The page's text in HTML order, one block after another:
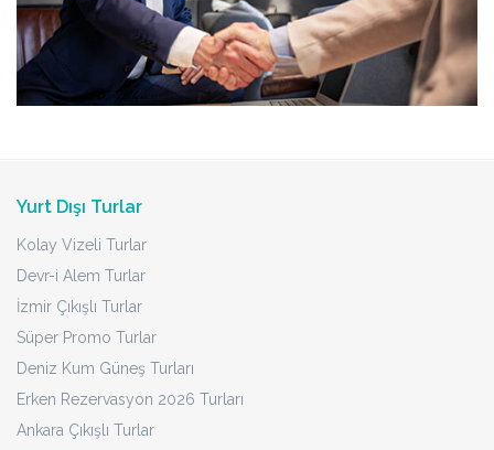
Yurt Dışı Turlar
Kolay Vizeli Turlar
Devr-i Alem Turlar
İzmir Çıkışlı Turlar
Süper Promo Turlar
Deniz Kum Güneş Turları
Erken Rezervasyon 2026 Turları
Ankara Çıkışlı Turlar